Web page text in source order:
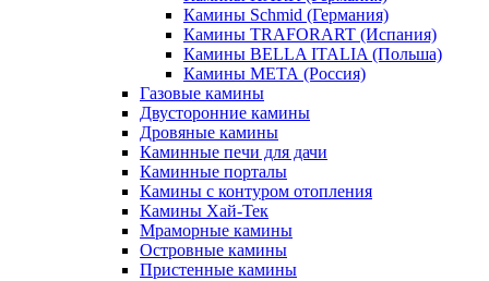
Камины Schmid (Германия)
Камины TRAFORART (Испания)
Камины BELLA ITALIA (Польша)
Камины МЕТА (Россия)
Газовые камины
Двусторонние камины
Дровяные камины
Каминные печи для дачи
Каминные порталы
Камины с контуром отопления
Камины Хай-Тек
Мраморные камины
Островные камины
Пристенные камины